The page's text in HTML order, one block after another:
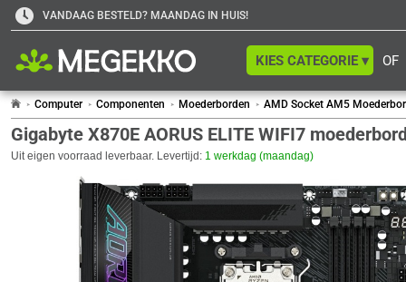
VANDAAG BESTELD? MAANDAG IN HUIS!
OF
KIES CATEGORIE ▾
Computer Componenten Moederborden AMD Socket AM5
Gigabyte X870E AORUS ELITE WIFI7
Uit eigen voorraad leverbaar. Levertijd: 1 werkdag (maandag)